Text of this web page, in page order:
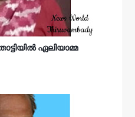
ഏലിയാമ്മ